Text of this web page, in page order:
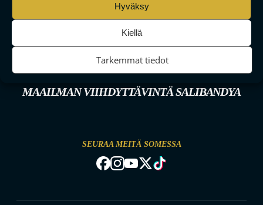
Hyväksy
Kiellä
Tarkemmat tiedot
MAAILMAN VIIHDYTTÄVINTÄ SALIBANDYA
SEURAA MEITÄ SOMESSA